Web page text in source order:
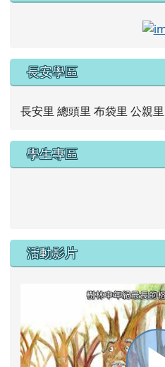
長安學區
長安里 總頭里 布袋里 公親
學生專區
活動影片